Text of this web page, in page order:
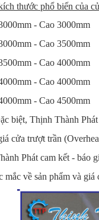
thước phổ biến của
- Cao 3000mm
- Cao 3500mm
- Cao 4000mm
- Cao 4000mm
- Cao 4500mm
biệt, Thịnh Thành
cửa trượt trần
Phát cam kết - báo
mắc về sản phẩm và